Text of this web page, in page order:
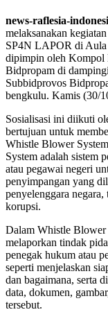
news-raflesia-
melaksanakan
SP4N LAPOR di
dipimpin oleh Kompol
Bidpropam di
Subbidprovos
bengkulu. Kamis (30/
Sosialisasi ini diikuti
bertujuan untuk
Whistle Blower
System adalah sistem
atau pegawai negeri
penyimpangan yang
penyelenggara
korupsi.
Dalam Whistle Blower
melaporkan tindak
penegak hukum atau
seperti menjelaskan
dan bagaimana, serta
data, dokumen,
tersebut.